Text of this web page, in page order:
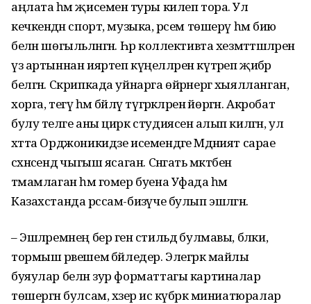
аңлата һәм җисеменә туры килеп тора. Ул
кечкенәдән спорт, музыка, рәсем төшерү һәм бию
белән шөгыльләнгән. Һәр коллективта хезмәттәшләрен
үз артыннан ияртеп күңелләрен күтәреп җибәрә
белгән. Скрипкада уйнарга өйрәнергә хыялланган,
хорга, тегү һәм бәйләү түгәрәкләренә йөргән. Акробат
булу теләге аны цирк студиясенә алып килгән, ул
хәтта Орджоникидзе исемендәге Мәдәният сарае
сәхнәсендә чыгыш ясаган. Сәнгать мәктәбен
тәмамлаган һәм гомер буена Уфада һәм
Казахстанда рәссам-бизәүче булып эшләгән.
– Эшләремнең бер генә стильдә булмавы, бәлки,
тормыш рәвешемә бәйледер. Элегрәк майлы
буяулар белән зур форматтагы картиналар
төшергән булсам, хәзер исә күбрәк миниатюралар